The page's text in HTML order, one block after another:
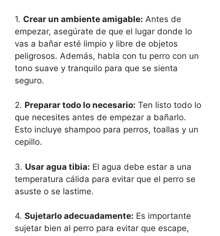
1. Crear un ambiente amigable: Antes de
empezar, asegúrate de que el lugar donde lo
vas a bañar esté limpio y libre de objetos
peligrosos. Además, habla con tu perro con un
tono suave y tranquilo para que se sienta
seguro.
2. Preparar todo lo necesario: Ten listo todo lo
que necesites antes de empezar a bañarlo.
Esto incluye shampoo para perros, toallas y un
cepillo.
3. Usar agua tibia: El agua debe estar a una
temperatura cálida para evitar que el perro se
asuste o se lastime.
4. Sujetarlo adecuadamente: Es importante
sujetar bien al perro para evitar que escape,